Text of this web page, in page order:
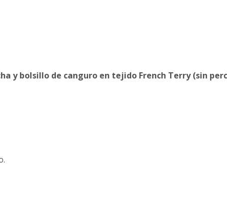
y bolsillo de canguro en tejido French Terry (sin